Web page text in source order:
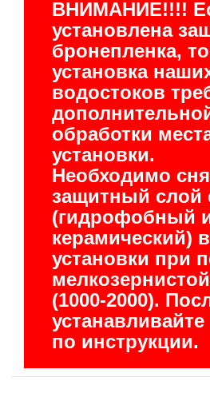
ВНИМАНИЕ!!!!
установлена
бронепленка, то
установка
водостоков
обработки
установки.
Необходимо
защитный слой
(гидрофобный
керамический)
установки при
(1000-2000).
по инструкции.